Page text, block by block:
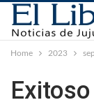
Home 2023